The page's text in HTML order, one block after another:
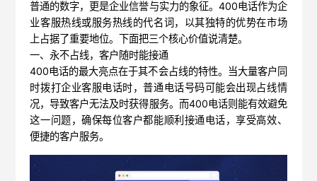
普通的数字，更是企业信誉与实力的象征。400电话作为企
业客服热线或服务热线的代名词，以其独特的优势在市场
上占据了重要地位。下面把三个核心价值说清楚。
一、永不占线，客户随时能接通
400电话的最大亮点在于其不会占线的特性。当大量客户同
时拨打企业客服电话时，普通电话号码可能会出现占线情
况，导致客户无法及时获得服务。而400电话则能有效避免
这一问题，确保每位客户都能顺利接通电话，享受高效、
便捷的客户服务。